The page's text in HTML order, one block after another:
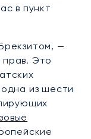
в пункт
—
прав. Это
из шести